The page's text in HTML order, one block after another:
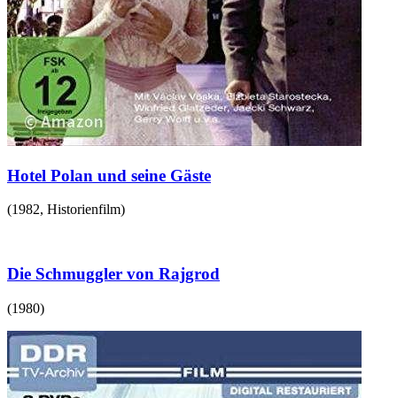
Hotel Polan und seine Gäste
(1982, Historienfilm)
Die Schmuggler von Rajgrod
(1980)